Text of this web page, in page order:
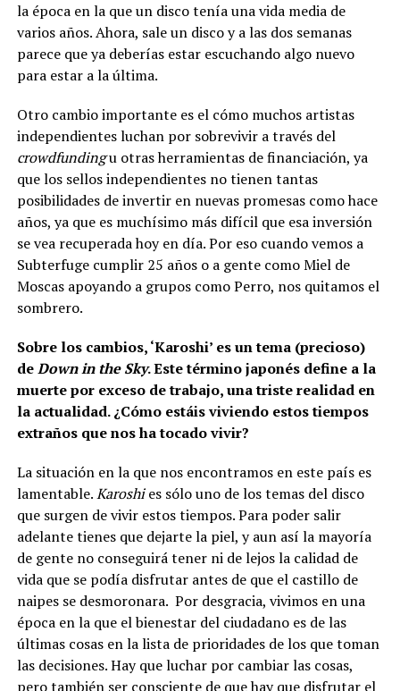
la época en la que un disco tenía una vida media de
varios años. Ahora, sale un disco y a las dos semanas
parece que ya deberías estar escuchando algo nuevo
para estar a la última.
Otro cambio importante es el cómo muchos artistas
independientes luchan por sobrevivir a través del
crowdfundingu otras herramientas de financiación, ya
que los sellos independientes no tienen tantas
posibilidades de invertir en nuevas promesas como hace
años, ya que es muchísimo más difícil que esa inversión
se vea recuperada hoy en día. Por eso cuando vemos a
Subterfuge cumplir 25 años o a gente como Miel de
Moscas apoyando a grupos como Perro, nos quitamos el
sombrero.
Sobre los cambios, ‘Karoshi’ es un tema (precioso)
deDown in the Sky. Este término japonés define a la
muerte por exceso de trabajo, una triste realidad en
la actualidad. ¿Cómo estáis viviendo estos tiempos
extraños que nos ha tocado vivir?
La situación en la que nos encontramos en este país es
lamentable.Karoshies sólo uno de los temas del disco
que surgen de vivir estos tiempos. Para poder salir
adelante tienes que dejarte la piel, y aun así la mayoría
de gente no conseguirá tener ni de lejos la calidad de
vida que se podía disfrutar antes de que el castillo de
naipes se desmoronara. Por desgracia, vivimos en una
época en la que el bienestar del ciudadano es de las
últimas cosas en la lista de prioridades de los que toman
las decisiones. Hay que luchar por cambiar las cosas,
pero también ser consciente de que hay que disfrutar el